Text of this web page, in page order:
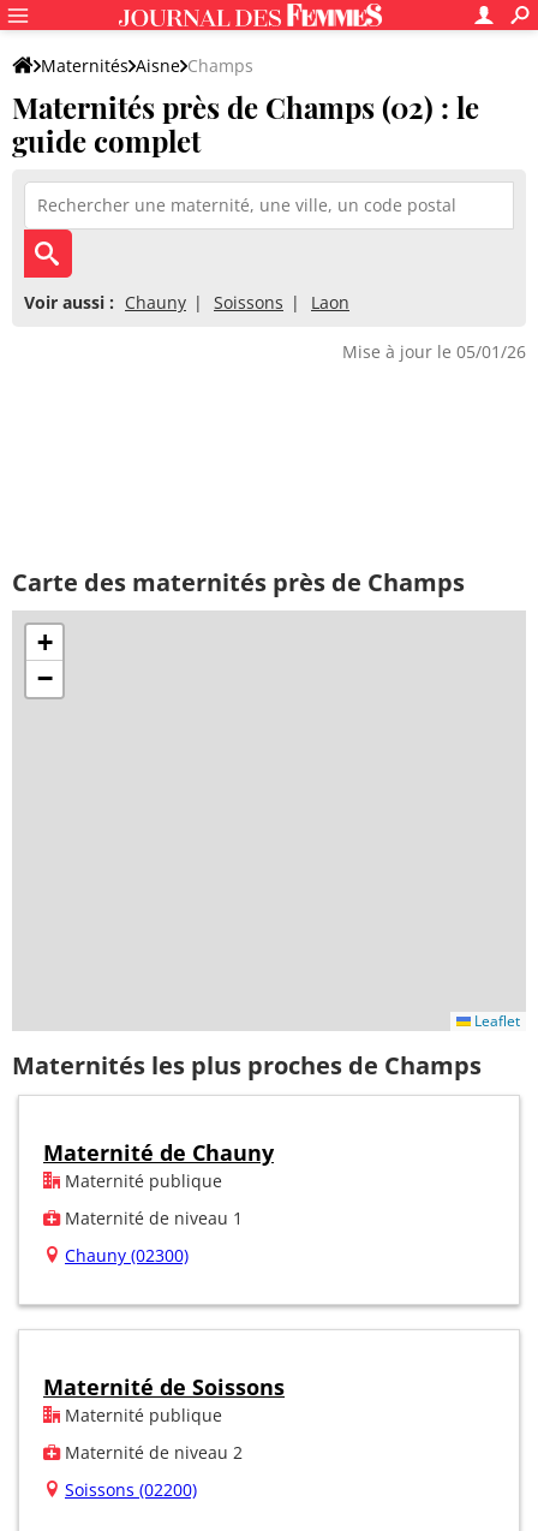
Maternités Aisne Champs
Maternités près de Champs (02) : le
guide complet
Voir aussi : Chauny Soissons Laon
Mise à jour le 05/01/26
Carte des maternités près de Champs
+
−
Leaflet
Maternités les plus proches de Champs
Maternité de Chauny
Maternité publique
Maternité de niveau 1
Chauny (02300)
Maternité de Soissons
Maternité publique
Maternité de niveau 2
Soissons (02200)